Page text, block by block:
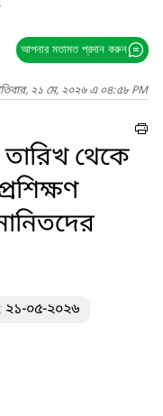
আপনার মতামত প্রদান করুন
২১ মে, ২০২৬ এ ০৪:৫৮ PM
থেকে
২১-০৫-২০২৬